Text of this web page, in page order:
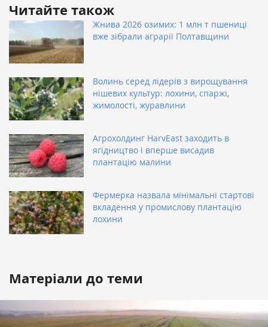
Читайте також
Жнива 2026 озимих: 1 млн т пшениці
вже зібрали аграрії Полтавщини
Волинь серед лідерів з вирощування
нішевих культур: лохини, спаржі,
жимолості, журавлини
Агрохолдинг HarvEast заходить в
ягідництво і вперше висадив
плантацію малини
Фермерка назвала мінімальні стартові
вкладення у промислову плантацію
лохини
Матеріали до теми